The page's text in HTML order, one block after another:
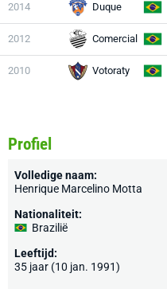
2014 Duque
2012 Comercial
2010 Votoraty
Profiel
Volledige naam:
Henrique Marcelino Motta
Nationaliteit:
Brazilië
Leeftijd:
35 jaar (10 jan. 1991)